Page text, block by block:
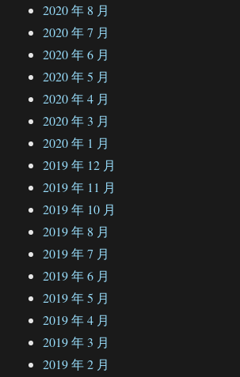
2020 年 8 月
2020 年 7 月
2020 年 6 月
2020 年 5 月
2020 年 4 月
2020 年 3 月
2020 年 1 月
2019 年 12 月
2019 年 11 月
2019 年 10 月
2019 年 8 月
2019 年 7 月
2019 年 6 月
2019 年 5 月
2019 年 4 月
2019 年 3 月
2019 年 2 月